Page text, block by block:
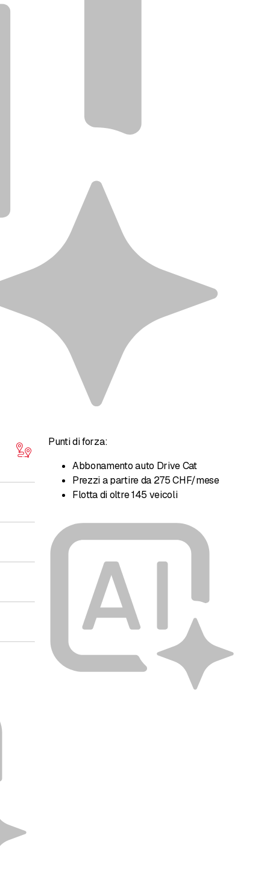
Punti di forza:
Abbonamento auto Drive Cat
Prezzi a partire da 275 CHF/mese
Flotta di oltre 145 veicoli